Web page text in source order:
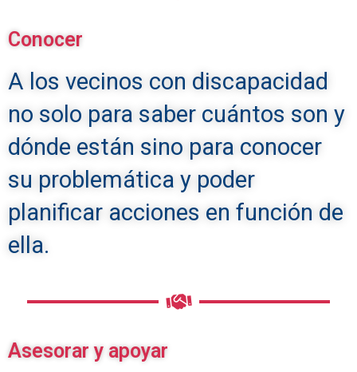
Conocer
A los vecinos con discapacidad
no solo para saber cuántos son y
dónde están sino para conocer
su problemática y poder
planificar acciones en función de
ella.
Asesorar y apoyar